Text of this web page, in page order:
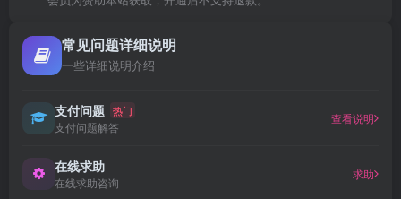
常见问题详细说明
一些详细说明介绍
支付问题 热门
支付问题解答
查看说明
在线求助
在线求助咨询
求助